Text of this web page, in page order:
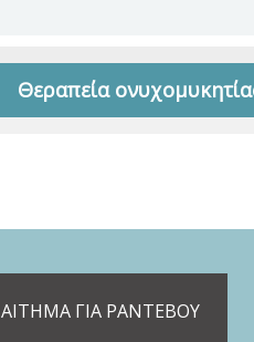
Θεραπεία
ΑΙΤΗΜΑ ΓΙΑ ΡΑΝΤΕΒΟΥ